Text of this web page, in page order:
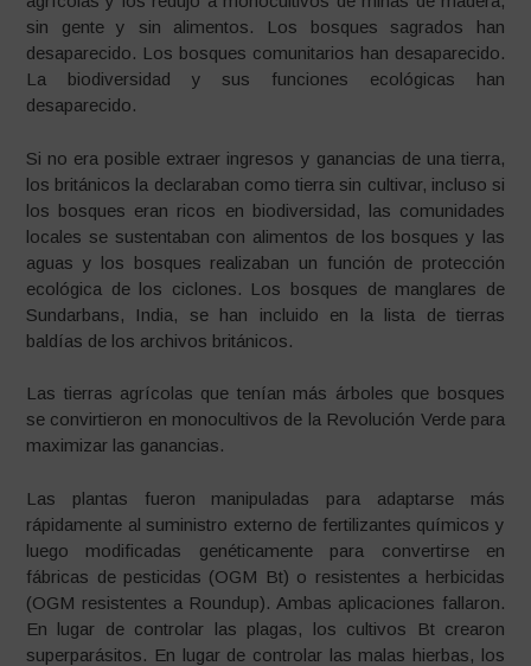
sin gente y sin alimentos. Los bosques sagrados han
desaparecido. Los bosques comunitarios han desaparecido.
La biodiversidad y sus funciones ecológicas han
desaparecido.
Si no era posible extraer ingresos y ganancias de una tierra,
los británicos la declaraban como tierra sin cultivar, incluso si
los bosques eran ricos en biodiversidad, las comunidades
locales se sustentaban con alimentos de los bosques y las
aguas y los bosques realizaban un función de protección
ecológica de los ciclones. Los bosques de manglares de
Sundarbans, India, se han incluido en la lista de tierras
baldías de los archivos británicos.
Las tierras agrícolas que tenían más árboles que bosques
se convirtieron en monocultivos de la Revolución Verde para
maximizar las ganancias.
Las plantas fueron manipuladas para adaptarse más
rápidamente al suministro externo de fertilizantes químicos y
luego modificadas genéticamente para convertirse en
fábricas de pesticidas (OGM Bt) o resistentes a herbicidas
(OGM resistentes a Roundup). Ambas aplicaciones fallaron.
En lugar de controlar las plagas, los cultivos Bt crearon
superparásitos. En lugar de controlar las malas hierbas, los